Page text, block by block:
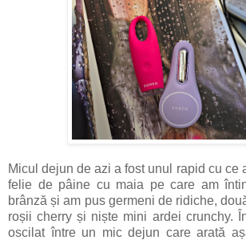
Micul dejun de azi a fost unul rapid cu ce
felie de pâine cu maia pe care am
brânză și am pus germeni de ridiche,
roșii cherry și niște mini ardei crunchy.
oscilat între un mic dejun care arată